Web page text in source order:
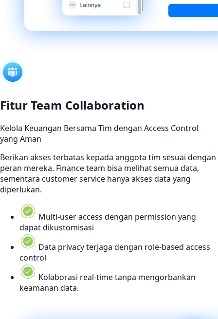
Fitur Team Collaboration
Kelola Keuangan Bersama Tim dengan Access Control
yang Aman
Berikan akses terbatas kepada anggota tim sesuai dengan
peran mereka. Finance team bisa melihat semua data,
sementara customer service hanya akses data yang
diperlukan.
Multi-user access dengan permission yang
dapat dikustomisasi
Data privacy terjaga dengan role-based access
control
Kolaborasi real-time tanpa mengorbankan
keamanan data.